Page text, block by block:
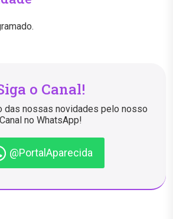
o Canal!
das nossas novidades pelo nosso
Canal no WhatsApp!
@PortalAparecida